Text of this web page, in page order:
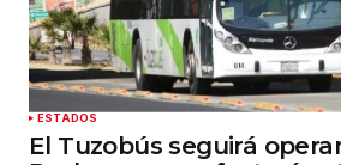
ESTADOS
El Tuzobús seguirá